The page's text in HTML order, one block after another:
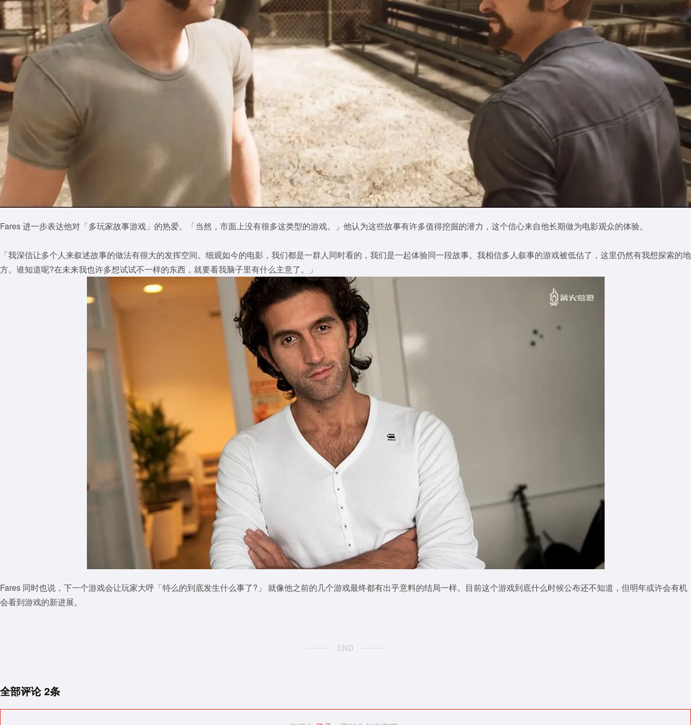
Fares 进一步表达他对「多玩家故事游戏」的热爱。「当然，市面上没有很多这类型的游戏。」他认为这些故事有许多值得挖掘的潜力，这个信心来自他长期做为电影观众的体验。
「我深信让多个人来叙述故事的做法有很大的发挥空间。细观如今的电影，我们都是一群人同时看的，我们是一起体验同一段故事。我相信多人叙事的游戏被低估了，这里仍然有我想探索的地
方。谁知道呢?在未来我也许多想试试不一样的东西，就要看我脑子里有什么主意了。」
Fares 同时也说，下一个游戏会让玩家大呼「特么的到底发生什么事了?」 就像他之前的几个游戏最终都有出乎意料的结局一样。目前这个游戏到底什么时候公布还不知道，但明年或许会有机
会看到游戏的新进展。
全部评论 2条
描二维码
二维码